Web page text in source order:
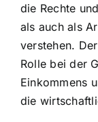
die Rechte
als auch als
verstehen.
Rolle bei der
Einkommens
die